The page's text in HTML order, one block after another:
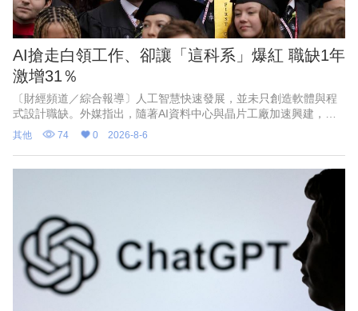
AI搶走白領工作、卻讓「這科系」爆紅 職缺1年
激增31％
〔財經頻道／綜合報導〕人工智慧快速發展，並未只創造軟體與程
式設計職缺。外媒指出，隨著AI資料中心與晶片工廠加速興建，能
打造實體基礎設施的工程人才，正成為美國企業積極爭搶的對象。
以目前職缺成長最快的3個大學科系，全都屬於工程領域，依序為機
械工程、工業工程與電機工程。
其他 74 0 2026-8-6